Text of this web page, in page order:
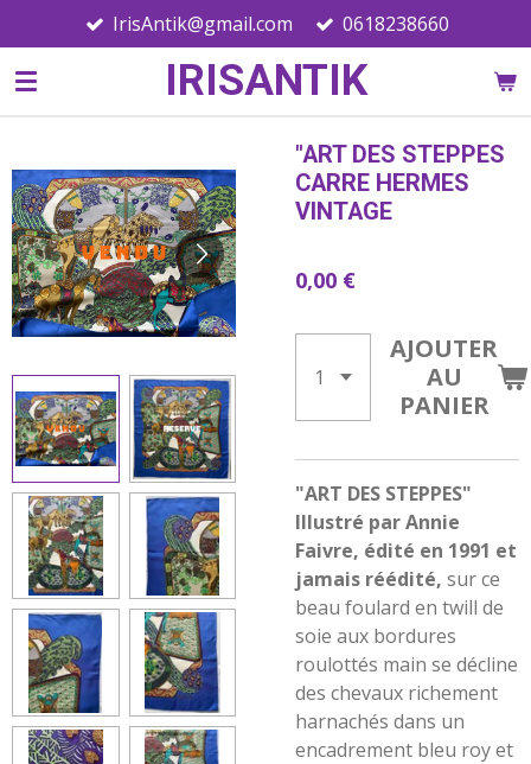
au
contenu
IRISANTIK
IrisAntik@gmail.com 0618238660
"ART DES STEPPES
CARRE HERMES
VINTAGE
0,00 €
AJOUTER
AU
PANIER
"ART DES STEPPES"
Illustré par Annie
Faivre, édité en 1991 et
jamais réédité, sur ce
beau foulard en twill de
soie aux bordures
roulottés main se décline
des chevaux richement
harnachés dans un
encadrement bleu roy et